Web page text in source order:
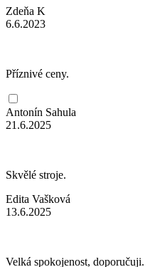
Zdeňa K
6.6.2023
Příznivé ceny.
Antonín Sahula
21.6.2025
Skvělé stroje.
Edita Vašková
13.6.2025
Velká spokojenost, doporučuji.